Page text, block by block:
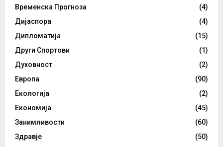
Временска Прогноза
(4)
Дијаспора
(4)
Дипломатија
(15)
Други Спортови
(1)
Духовност
(2)
Европа
(90)
Екологија
(2)
Економија
(45)
Занимливости
(60)
Здравје
(50)